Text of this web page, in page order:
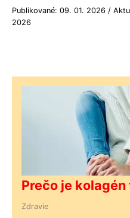
Publikované: 09. 01. 2026 /
2026
Prečo je
Zdravie